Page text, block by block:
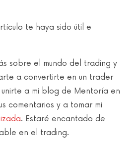
te haya sido útil e
sobre el mundo del trading y
a convertirte en un trader
a mi blog de Mentoría en
comentarios y a tomar mi
. Estaré encantado de
en el trading.